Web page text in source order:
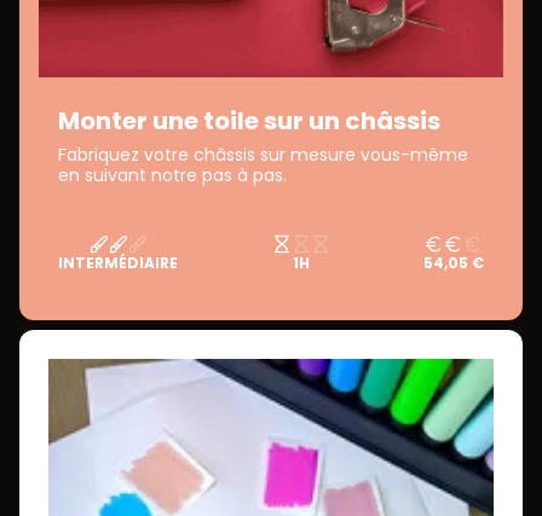
Monter une toile sur un châssis
Fabriquez votre châssis sur mesure vous-même
en suivant notre pas à pas.
INTERMÉDIAIRE 1H 54,05 €